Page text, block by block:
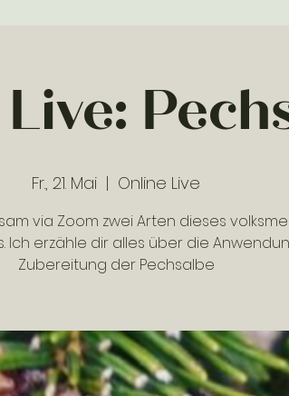
Fr., 21. Mai
  |
Online Live
via Zoom zwei Arten dieses
Ich erzähle dir alles über die
Zubereitung der Pechsalbe